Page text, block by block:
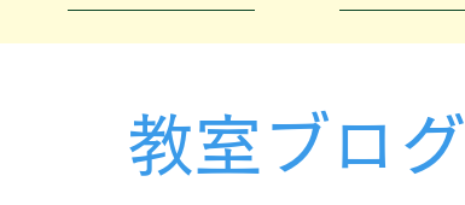
教室ブログ